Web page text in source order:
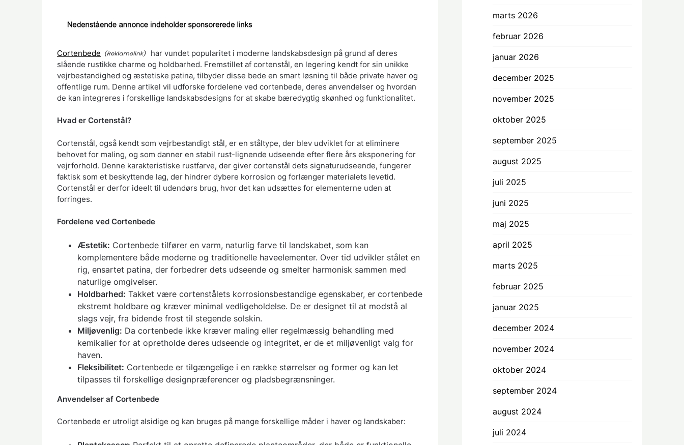
Cortenbede
har vundet popularitet i moderne landskabsdesign på grund af deres
slående rustikke charme og holdbarhed. Fremstillet af cortenstål, en legering kendt for sin unikke
vejrbestandighed og æstetiske patina, tilbyder disse bede en smart løsning til både private haver og
offentlige rum. Denne artikel vil udforske fordelene ved cortenbede, deres anvendelser og hvordan
de kan integreres i forskellige landskabsdesigns for at skabe bæredygtig skønhed og funktionalitet.
Hvad er Cortenstål?
Cortenstål, også kendt som vejrbestandigt stål, er en ståltype, der blev udviklet for at eliminere
behovet for maling, og som danner en stabil rust-lignende udseende efter flere års eksponering for
vejrforhold. Denne karakteristiske rustfarve, der giver cortenstål dets signaturudseende, fungerer
faktisk som et beskyttende lag, der hindrer dybere korrosion og forlænger materialets levetid.
Cortenstål er derfor ideelt til udendørs brug, hvor det kan udsættes for elementerne uden at
forringes.
Fordelene ved Cortenbede
Æstetik: Cortenbede tilfører en varm, naturlig farve til landskabet, som kan
komplementere både moderne og traditionelle haveelementer. Over tid udvikler stålet en
rig, ensartet patina, der forbedrer dets udseende og smelter harmonisk sammen med
naturlige omgivelser.
Holdbarhed: Takket være cortenstålets korrosionsbestandige egenskaber, er cortenbede
ekstremt holdbare og kræver minimal vedligeholdelse. De er designet til at modstå al
slags vejr, fra bidende frost til stegende solskin.
Miljøvenlig: Da cortenbede ikke kræver maling eller regelmæssig behandling med
kemikalier for at opretholde deres udseende og integritet, er de et miljøvenligt valg for
haven.
Fleksibilitet: Cortenbede er tilgængelige i en række størrelser og former og kan let
tilpasses til forskellige designpræferencer og pladsbegrænsninger.
Anvendelser af Cortenbede
Cortenbede er utroligt alsidige og kan bruges på mange forskellige måder i haver og landskaber:
marts 2026
februar 2026
januar 2026
december 2025
november 2025
oktober 2025
september 2025
august 2025
juli 2025
juni 2025
maj 2025
april 2025
marts 2025
februar 2025
januar 2025
december 2024
november 2024
oktober 2024
september 2024
august 2024
juli 2024